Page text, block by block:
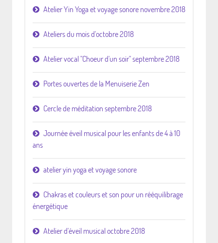
Atelier Yin Yoga et voyage sonore novembre 2018
Ateliers du mois d'octobre 2018
Atelier vocal "Choeur d'un soir" septembre 2018
Portes ouvertes de la Menuiserie Zen
Cercle de méditation septembre 2018
Journée éveil musical pour les enfants de 4 à 10
ans
atelier yin yoga et voyage sonore
Chakras et couleurs et son pour un rééquilibrage
énergétique
Atelier d'éveil musical octobre 2018